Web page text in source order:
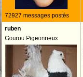
72927 messages postés
ruben
Gourou Pigeonneux